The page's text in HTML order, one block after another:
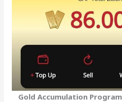
Gold Accumulation Program